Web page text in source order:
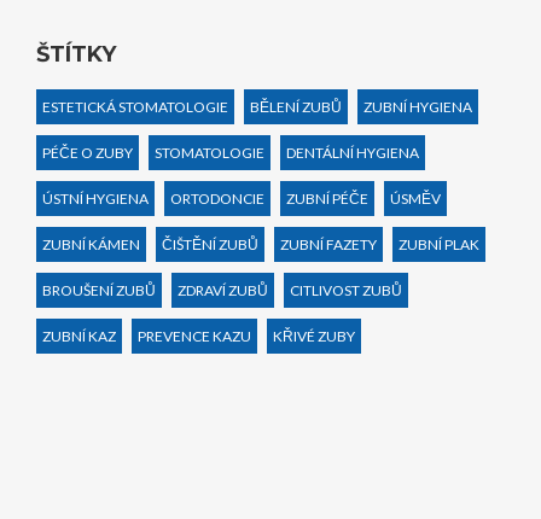
ŠTÍTKY
ESTETICKÁ STOMATOLOGIE BĚLENÍ ZUBŮ ZUBNÍ HYGIENA
PÉČE O ZUBY STOMATOLOGIE DENTÁLNÍ HYGIENA
ÚSTNÍ HYGIENA ORTODONCIE ZUBNÍ PÉČE ÚSMĚV
ZUBNÍ KÁMEN ČIŠTĚNÍ ZUBŮ ZUBNÍ FAZETY ZUBNÍ PLAK
BROUŠENÍ ZUBŮ ZDRAVÍ ZUBŮ CITLIVOST ZUBŮ
ZUBNÍ KAZ PREVENCE KAZU KŘIVÉ ZUBY